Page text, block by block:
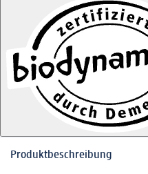
Produktbeschreibung